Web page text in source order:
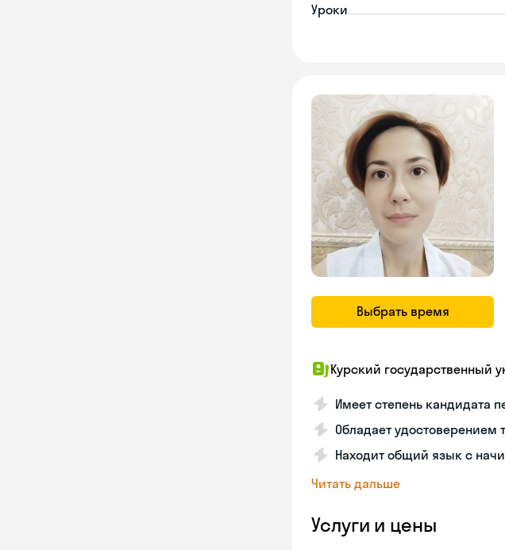
Уроки
Выбрать время
Курский государственный
Имеет степень кандидата
Обладает удостоверением
Находит общий язык с
Читать дальше
Услуги и цены